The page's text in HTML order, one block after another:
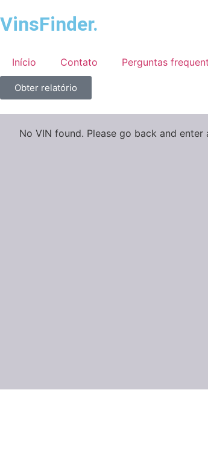
VinsFinder.
Início Contato Perguntas
Obter relatório
No VIN found. Please go back and enter